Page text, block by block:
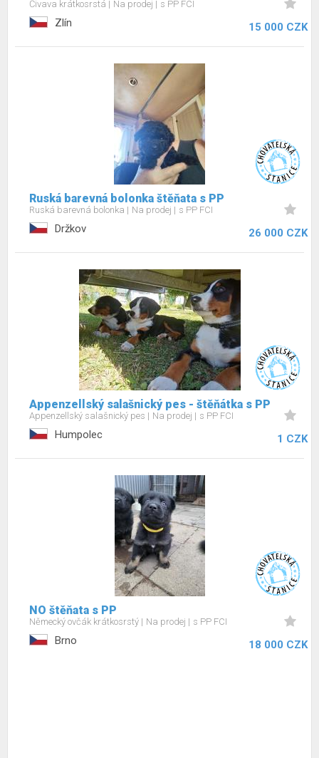
Čivava krátkosrstá Na prodej s PP FCI
Zlín 15 000 CZK
Ruská barevná bolonka štěňata s PP
Ruská barevná bolonka Na prodej s PP FCI
Držkov 26 000 CZK
Appenzellský salašnický pes - štěňátka s PP
Appenzellský salašnický pes Na prodej s PP FCI
Humpolec 1 CZK
NO štěňata s PP
Německý ovčák krátkosrstý Na prodej s PP FCI
Brno 18 000 CZK